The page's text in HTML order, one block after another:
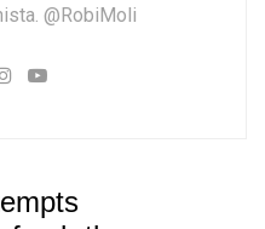
@RobiMoli